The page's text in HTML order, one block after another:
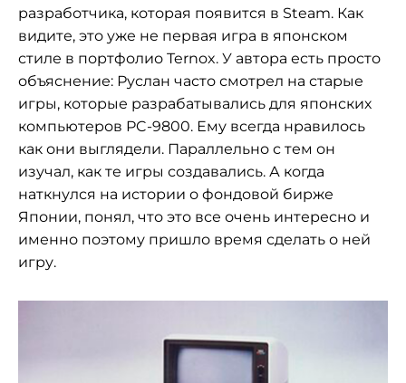
разработчика, которая появится в Steam. Как
видите, это уже не первая игра в японском
стиле в портфолио Ternox. У автора есть просто
объяснение: Руслан часто смотрел на старые
игры, которые разрабатывались для японских
компьютеров PC-9800. Ему всегда нравилось
как они выглядели. Параллельно с тем он
изучал, как те игры создавались. А когда
наткнулся на истории о фондовой бирже
Японии, понял, что это все очень интересно и
именно поэтому пришло время сделать о ней
игру.